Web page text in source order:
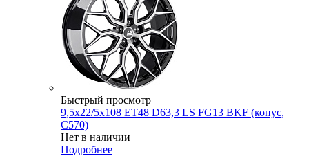
Быстрый просмотр
9,5x22/5x108 ET48 D63,3 LS FG13 BKF (конус,
C570)
Нет в наличии
Подробнее